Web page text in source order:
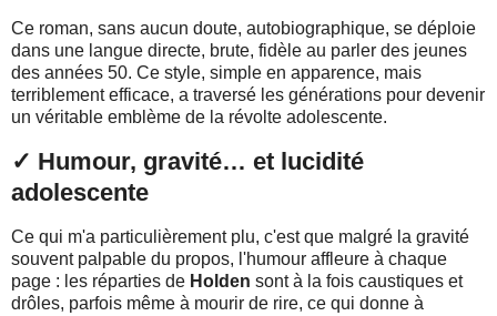
Ce roman, sans aucun doute, autobiographique, se déploie
dans une langue directe, brute, fidèle au parler des jeunes
des années 50. Ce style, simple en apparence, mais
terriblement efficace, a traversé les générations pour devenir
un véritable emblème de la révolte adolescente.
✓ Humour, gravité… et lucidité
adolescente
Ce qui m'a particulièrement plu, c'est que malgré la gravité
souvent palpable du propos, l'humour affleure à chaque
page : l es réparties de Holden sont à la fois caustiques et
drôles, parfois même à mourir de rire, ce qui donne à